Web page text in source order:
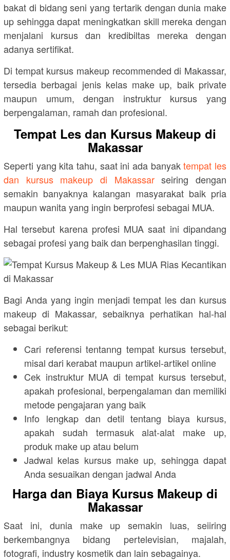
bakat di bidang seni yang tertarik dengan dunia make
up sehingga dapat meningkatkan skill mereka dengan
menjalani kursus dan kredibiltas mereka dengan
adanya sertifikat.
Di tempat kursus makeup recommended di Makassar,
tersedia berbagai jenis kelas make up, baik private
maupun umum, dengan instruktur kursus yang
berpengalaman, ramah dan profesional.
Tempat Les dan Kursus Makeup di
Makassar
Seperti yang kita tahu, saat ini ada banyaktempat les
dan kursus makeup di Makassarseiring dengan
semakin banyaknya kalangan masyarakat baik pria
maupun wanita yang ingin berprofesi sebagai MUA.
Hal tersebut karena profesi MUA saat ini dipandang
sebagai profesi yang baik dan berpenghasilan tinggi.
Bagi Anda yang ingin menjadi tempat les dan kursus
makeup di Makassar, sebaiknya perhatikan hal-hal
sebagai berikut:
Cari referensi tentanng tempat kursus tersebut,
misal dari kerabat maupun artikel-artikel online
Cek instruktur MUA di tempat kursus tersebut,
apakah profesional, berpengalaman dan memiliki
metode pengajaran yang baik
Info lengkap dan detil tentang biaya kursus,
apakah sudah termasuk alat-alat make up,
produk make up atau belum
Jadwal kelas kursus make up, sehingga dapat
Anda sesuaikan dengan jadwal Anda
Harga dan Biaya Kursus Makeup di
Makassar
Saat ini, dunia make up semakin luas, seiiring
berkembangnya bidang pertelevisian, majalah,
fotografi, industry kosmetik dan lain sebagainya.